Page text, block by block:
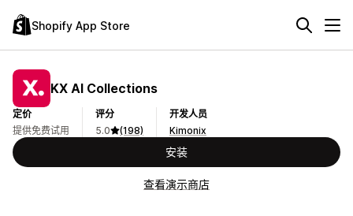
Shopify App Store
KX AI Collections
定价
提供免费试用
评分
5.0
(198)
开发人员
Kimonix
安装
查看演示商店